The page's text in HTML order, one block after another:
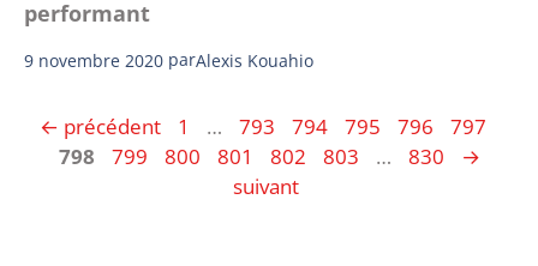
performant
9 novembre 2020 parAlexis Kouahio
← précédent Page
1 … Page
793 Page
794 Page
795 Page
796 Page
797
798
Page
799 Page
800 Page
801 Page
802 Page
803 … Page
830
→
suivant